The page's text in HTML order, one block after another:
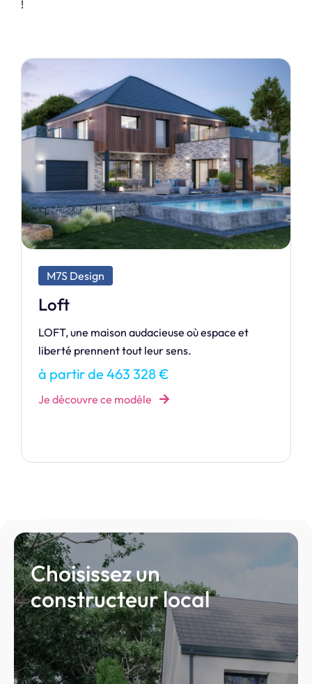
!
M7S Exclusive
Fascination
FASCINATION est l’alliance parfaite entre
modernité et confort.
à partir de 166 788 €
Je découvre ce modèle
Choisissez un
constructeur local